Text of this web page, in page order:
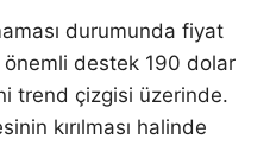
durumunda fiyat
destek 190 dolar
trend çizgisi üzerinde.
kırılması halinde